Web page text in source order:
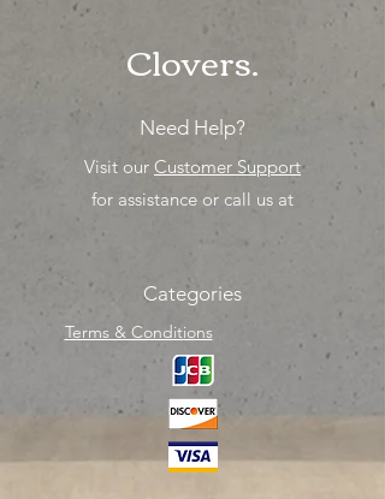
tienda o proyecto" venta por
Clovers.
Need Help?
Visit our Customer Support
for assistance or call us at
Categories
Terms & Conditions